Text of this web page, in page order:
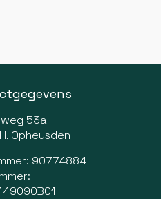
53a
Opheusden
90774884